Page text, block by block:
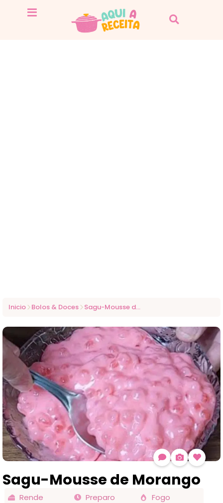
Inicio Bolos & Doces Sagu-Mousse de Morango
Sagu-Mousse de Morango
Rende Preparo Fogo